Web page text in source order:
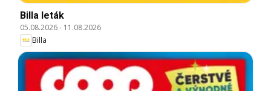
Billa leták
05.08.2026- 11.08.2026
Billa